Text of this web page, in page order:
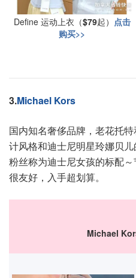
Define 运动上衣（$79起） 点击
购买>>
3.Michael Kors
国内知名奢侈品牌，老花托
计风格和迪士尼明星玲娜贝
粉丝称为迪士尼女孩的标配
很友好，入手超划算。
Michael